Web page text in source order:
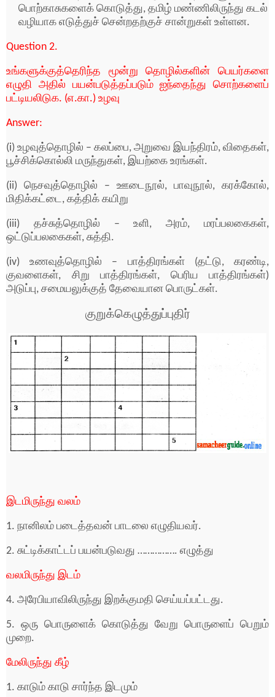
பொற்காசுகளைக் கொடுத்து, தமிழ் மண்ணிலிருந்து கடல்
வழியாக எடுத்துச் சென்றதற்குச் சான்றுகள் உள்ளன.
Question 2.
உங்களுக்குத்தெரிந்த மூன்று தொழில்களின் பெயர்களை
எழுதி அதில் பயன்படுத்தப்படும் ஐந்தைந்து சொற்களைப்
பட்டியலிடுக. (எ.கா.) உழவு
Answer:
(i) உழவுத்தொழில் – கலப்பை, அறுவை இயந்திரம், விதைகள்,
பூச்சிக்கொல்லி மருந்துகள், இயற்கை உரங்கள்.
(ii) நெசவுத்தொழில் – ஊடைநூல், பாவுநூல், கரக்கோல்,
மிதிக்கட்டை, கத்திக் கயிறு
(iii) தச்சுத்தொழில் – உளி, அரம், மரப்பலகைகள்,
ஒட்டுப்பலகைகள், சுத்தி.
(iv) உணவுத்தொழில் – பாத்திரங்கள் (தட்டு, கரண்டி,
குவளைகள், சிறு பாத்திரங்கள், பெரிய பாத்திரங்கள்)
அடுப்பு, சமையலுக்குத் தேவையான பொருட்கள்.
குறுக்கெழுத்துப்புதிர்
இடமிருந்து வலம்
1. நானிலம் படைத்தவன் பாடலை எழுதியவர்.
2. சுட்டிக்காட்டப் பயன்படுவது ……………. எழுத்து
வலமிருந்து இடம்
4. அரேபியாவிலிருந்து இறக்குமதி செய்யப்பட்டது.
5. ஒரு பொருளைக் கொடுத்து வேறு பொருளைப் பெறும்
முறை.
மேலிருந்து கீழ்
1. காடும் காடு சார்ந்த இடமும்